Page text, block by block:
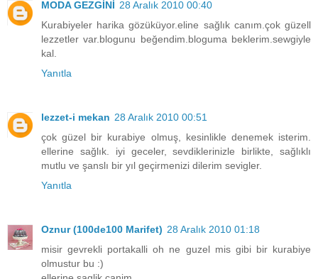
MODA GEZGİNİ 28 Aralık 2010 00:40
Kurabiyeler harika gözüküyor.eline sağlık canım.çok güzell
lezzetler var.blogunu beğendim.bloguma beklerim.sewgiyle
kal.
Yanıtla
lezzet-i mekan 28 Aralık 2010 00:51
çok güzel bir kurabiye olmuş, kesinlikle denemek isterim.
ellerine sağlık. iyi geceler, sevdiklerinizle birlikte, sağlıklı
mutlu ve şanslı bir yıl geçirmenizi dilerim sevigler.
Yanıtla
Oznur (100de100 Marifet) 28 Aralık 2010 01:18
misir gevrekli portakalli oh ne guzel mis gibi bir kurabiye
olmustur bu :)